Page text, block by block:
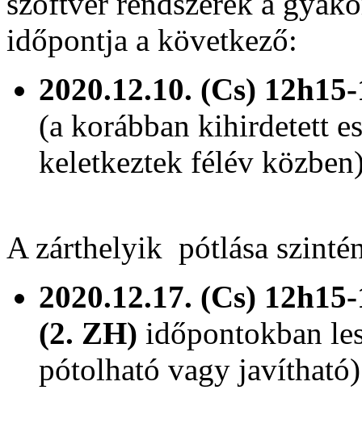
időpontja a következő:
2020.12.10. (Cs)
(a korábban kihirdetett
keletkeztek félév
A zárthelyik pótlása
2020.12.17. (Cs)
(2. ZH) időpontokban
pótolható vagy